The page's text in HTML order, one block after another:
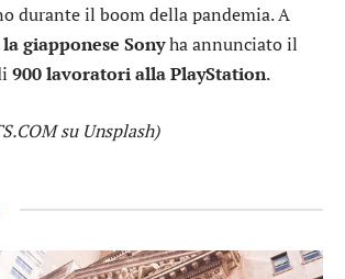
durante il boom della pandemia. A
giapponese Sonyha annunciato il
900 lavoratori alla PlayStation.
su Unsplash)